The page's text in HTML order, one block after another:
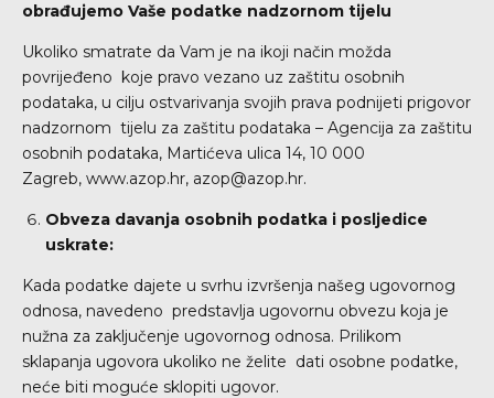
obrađujemo Vaše podatke nadzornom tijelu
Ukoliko smatrate da Vam je na ikoji način možda
povrijeđeno koje pravo vezano uz zaštitu osobnih
podataka, u cilju ostvarivanja svojih prava podnijeti prigovor
nadzornom tijelu za zaštitu podataka – Agencija za zaštitu
osobnih podataka, Martićeva ulica 14, 10 000
Zagreb, www.azop.hr, azop@azop.hr.
Obveza davanja osobnih podatka i posljedice
uskrate:
Kada podatke dajete u svrhu izvršenja našeg ugovornog
odnosa, navedeno predstavlja ugovornu obvezu koja je
nužna za zaključenje ugovornog odnosa. Prilikom
sklapanja ugovora ukoliko ne želite dati osobne podatke,
neće biti moguće sklopiti ugovor.